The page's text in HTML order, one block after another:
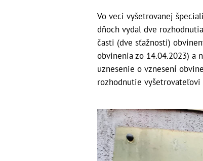
Vo veci vyšetrovanej
dňoch vydal dve
časti (dve sťažnosti)
obvinenia zo 14.04.2023) a
uznesenie o vznesení
rozhodnutie vyšetrovateľovi